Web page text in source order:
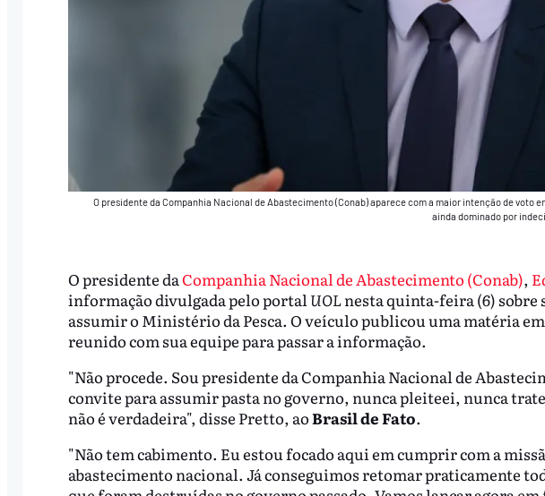
O presidente da Companhia Nacional de Abastecimento (Conab) aparece com a maior intenção de voto
ainda dominado por
O presidente daCompanhia Nacional de Abastecimento (Conab),
informação divulgada pelo portalUOLnesta quinta-feira (6) sobre
assumir o Ministério da Pesca. O veículo publicou uma matéria
reunido com sua equipe para passar a informação.
"Não procede. Sou presidente da Companhia Nacional de
convite para assumir pasta no governo, nunca pleiteei, nunca
não é verdadeira", disse Pretto, aoBrasil de Fato.
"Não tem cabimento. Eu estou focado aqui em cumprir com a
abastecimento nacional. Já conseguimos retomar praticamente